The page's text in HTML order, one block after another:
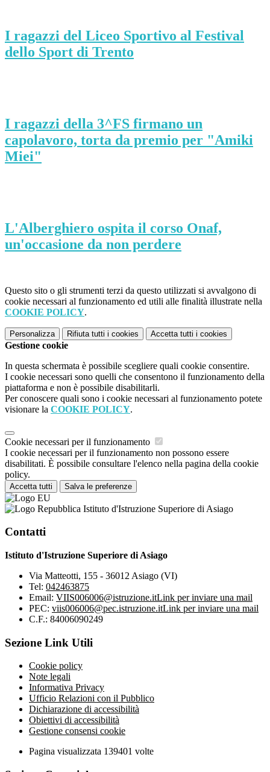
I ragazzi del Liceo Sportivo al Festival
dello Sport di Trento
I ragazzi della 3^FS firmano un
capolavoro, torta da premio per "Amiki
Miei"
L'Alberghiero ospita il corso Onaf,
un'occasione da non perdere
Questo sito o gli strumenti terzi da questo utilizzati si avvalgono di
cookie necessari al funzionamento ed utili alle finalità illustrate nella
COOKIE POLICY.
Personalizza Rifiuta tutti i cookies Accetta tutti i cookies
Gestione cookie
In questa schermata è possibile scegliere quali cookie consentire.
I cookie necessari sono quelli che consentono il funzionamento della
piattaforma e non è possibile disabilitarli.
Per conoscere quali sono i cookie necessari al funzionamento potete
visionare la COOKIE POLICY.
Cookie necessari per il funzionamento
I cookie necessari per il funzionamento non possono essere
disabilitati. È possibile consultare l'elenco nella pagina della cookie
policy.
Accetta tutti Salva le preferenze
Istituto d'Istruzione Superiore di Asiago
Contatti
Istituto d'Istruzione Superiore di Asiago
Via Matteotti, 155 - 36012 Asiago (VI)
Tel: 042463875
Email: VIIS006006@istruzione.itLink per inviare una mail
PEC: viis006006@pec.istruzione.itLink per inviare una mail
C.F.: 84006090249
Sezione Link Utili
Cookie policy
Note legali
Informativa Privacy
Ufficio Relazioni con il Pubblico
Dichiarazione di accessibilità
Obiettivi di accessibilità
Gestione consensi cookie
Pagina visualizzata 139401 volte